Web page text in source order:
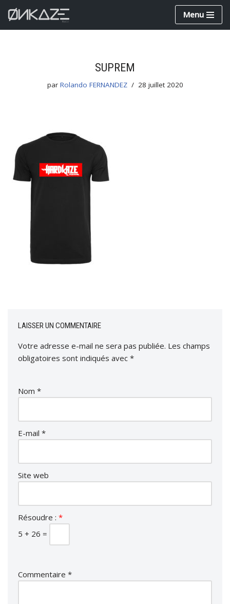
Aller
Menu
SUPREM
par Rolando FERNANDEZ 28 juillet 2020
LAISSER UN COMMENTAIRE
Votre adresse e-mail ne sera pas publiée. Les champs
obligatoires sont indiqués avec *
Nom *
E-mail *
Site web
Résoudre : *
5 + 26 =
Commentaire *